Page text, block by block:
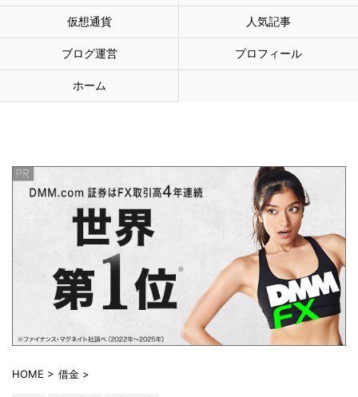
仮想通貨 人気記事
ブログ運営 プロフィール
ホーム
HOME > 借金 >